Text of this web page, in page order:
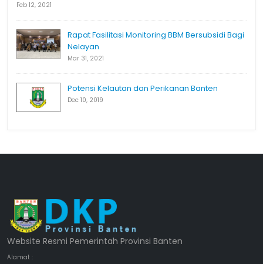
Feb 12, 2021
Rapat Fasilitasi Monitoring BBM Bersubsidi Bagi
Nelayan
Mar 31, 2021
Potensi Kelautan dan Perikanan Banten
Dec 10, 2019
Website Resmi Pemerintah Provinsi Banten
Alamat :